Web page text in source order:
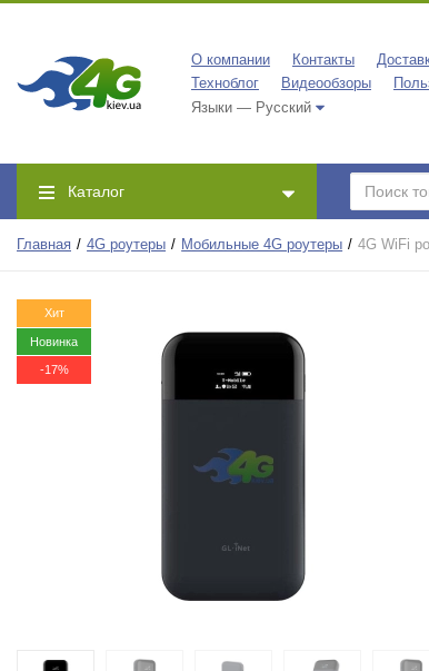
О компании Контакты
Техноблог
Видеообзоры
Языки — Русский
Каталог
Главная 4G роутеры Мобильные 4G роутеры 4G WiFi
Хит
Новинка
-17%